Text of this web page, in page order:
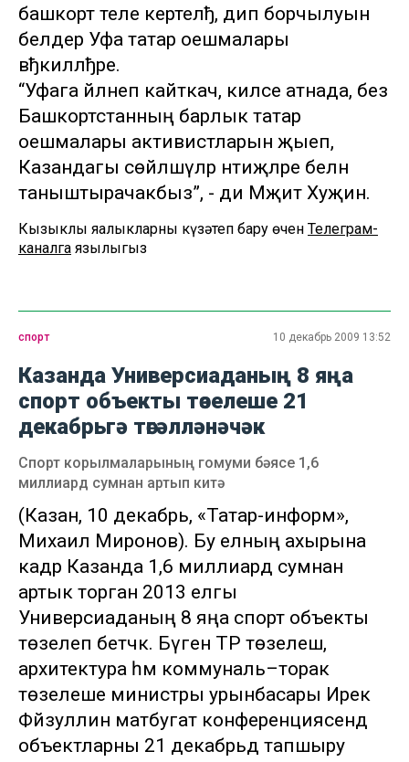
башкорт теле кертелђ, дип борчылуын
белдерә Уфа татар оешмалары
вђкиллђре.
“Уфага әйләнеп кайткач, киләсе атнада, без
Башкортстанның барлык татар
оешмалары активистларын җыеп,
Казандагы сөйләшүләр нәтиҗәләре белән
таныштырачакбыз”, - ди Мәҗит Хуҗин.
Кызыклы яңалыкларны күзәтеп бару өчен Телеграм-
каналга язылыгыз
спорт 10 декабрь 2009 13:52
Казанда Универсиаданың 8 яңа
спорт объекты төзелеше 21
декабрьгә төгәлләнәчәк
Спорт корылмаларының гомуми бәясе 1,6
миллиард сумнан артып китә
(Казан, 10 декабрь, «Татар-информ»,
Михаил Миронов). Бу елның ахырына
кадәр Казанда 1,6 миллиард сумнан
артык торган 2013 елгы
Универсиаданың 8 яңа спорт объекты
төзелеп бетәчәк. Бүген ТР төзелеш,
архитектура һәм коммуналь–торак
төзелеше министры урынбасары Ирек
Фәйзуллин матбугат конференциясендә
объектларны 21 декабрьдә тапшыру